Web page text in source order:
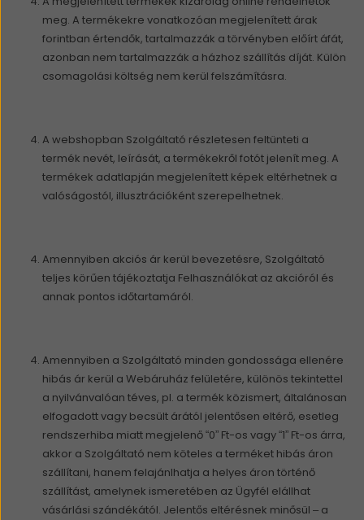
meg. A termékekre vonatkozóan megjelenített árak
forintban értendők, tartalmazzák a törvényben előírt áfát,
azonban nem tartalmazzák a házhoz szállítás díját. Külön
csomagolási költség nem kerül felszámításra.
A webshopban Szolgáltató részletesen feltünteti a
termék nevét, leírását, a termékekről fotót jelenít meg. A
termékek adatlapján megjelenített képek eltérhetnek a
valóságostól, illusztrációként szerepelhetnek.
Amennyiben akciós ár kerül bevezetésre, Szolgáltató
teljes körűen tájékoztatja Felhasználókat az akcióról és
annak pontos időtartamáról.
Amennyiben a Szolgáltató minden gondossága ellenére
hibás ár kerül a Webáruház felületére, különös tekintettel
a nyilvánvalóan téves, pl. a termék közismert, általánosan
elfogadott vagy becsült árától jelentősen eltérő, esetleg
rendszerhiba miatt megjelenő “0” Ft-os vagy “1” Ft-os árra,
akkor a Szolgáltató nem köteles a terméket hibás áron
szállítani, hanem felajánlhatja a helyes áron történő
szállítást, amelynek ismeretében az Ügyfél elállhat
vásárlási szándékától. Jelentős eltérésnek minősül – a